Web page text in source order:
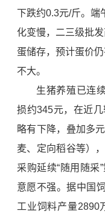
下跌约0.3元/斤。端
化变慢，二三级批
蛋储存，预计蛋价
不大。
生猪养殖已连
损约345元，在近
略有下降，叠加多
麦、定向稻谷等）
采购延续“随用随采
意愿不强。据中国
工业饲料产量2890